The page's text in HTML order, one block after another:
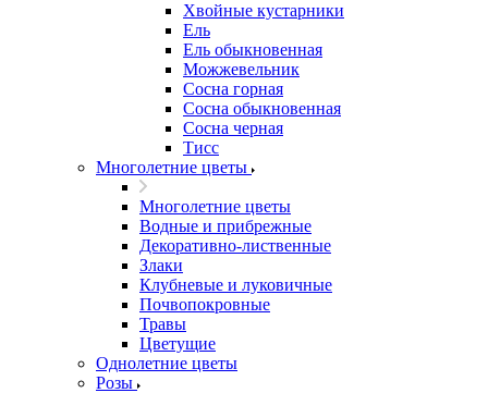
Хвойные кустарники
Ель
Ель обыкновенная
Можжевельник
Сосна горная
Сосна обыкновенная
Сосна черная
Тисс
Многолетние цветы
Многолетние цветы
Водные и прибрежные
Декоративно-лиственные
Злаки
Клубневые и луковичные
Почвопокровные
Травы
Цветущие
Однолетние цветы
Розы